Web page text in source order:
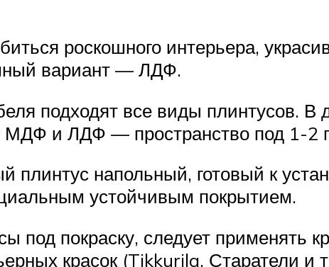
роскошного интерьера,
вариант — ЛДФ.
подходят все виды плинтусов.
и ЛДФ — пространство под 1-2
плинтус напольный, готовый к
устойчивым покрытием.
под покраску, следует применять
красок (Tikkurila, Старатели и